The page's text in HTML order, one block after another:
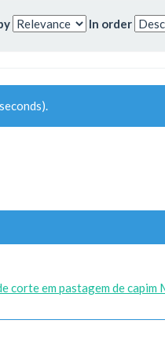
In order
corte em pastagem de